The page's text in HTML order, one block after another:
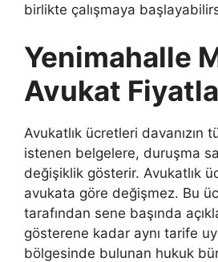
birlikte çalışmaya
Yenimahalle
Avukat
Avukatlık ücretleri davanızın
istenen belgelere, duruşma
değişiklik gösterir. Avukatlık
avukata göre değişmez. Bu
tarafından sene başında
gösterene kadar aynı tarife
bölgesinde bulunan hukuk